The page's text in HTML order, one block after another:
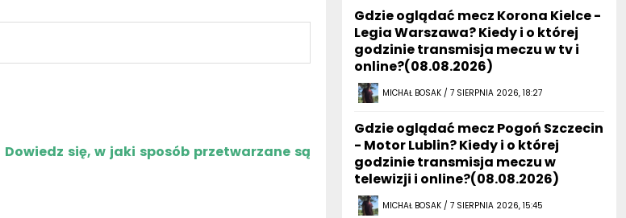
Dowiedz się, w jaki sposób przetwarzane są
Gdzie oglądać mecz Korona Kielce -
Legia Warszawa? Kiedy i o której
godzinie transmisja meczu w tv i
online?(08.08.2026)
MICHAŁ BOSAK / 7 SIERPNIA 2026, 18:27
Gdzie oglądać mecz Pogoń Szczecin
- Motor Lublin? Kiedy i o której
godzinie transmisja meczu w
telewizji i online?(08.08.2026)
MICHAŁ BOSAK / 7 SIERPNIA 2026, 15:45